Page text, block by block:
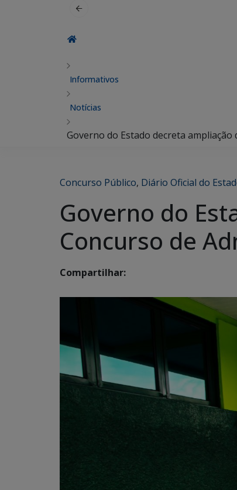
Informativos
Notícias
Governo do Estado decreta ampliação
Concurso Público, Diário Oficial do
Governo do
Concurso de
Compartilhar: